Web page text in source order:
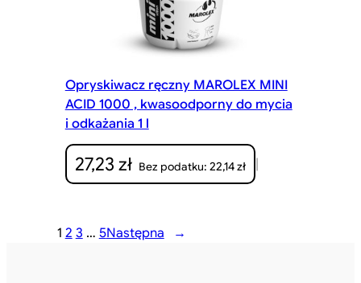
Opryskiwacz ręczny MAROLEX MINI
ACID 1000 , kwasoodporny do mycia
i odkażania 1 l
27,23 zł Bez podatku: 22,14zł |
1 2 3 … 5Następna →